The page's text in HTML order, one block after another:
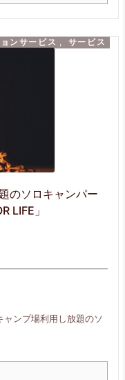
のソロキャンパー
LIFE」
ンサービス , サービス
ンプ場利用し放題のソ